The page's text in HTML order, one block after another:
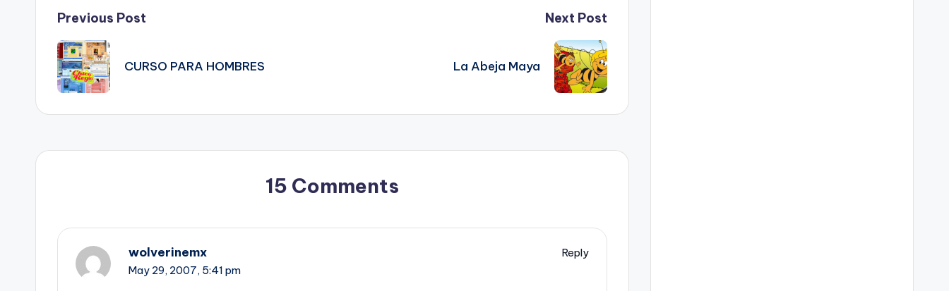
Post
navigation
Previous Post
CURSO PARA HOMBRES
Next Post
La Abeja Maya
15 Comments
wolverinemx
Reply
May 29, 2007, 5:41 pm